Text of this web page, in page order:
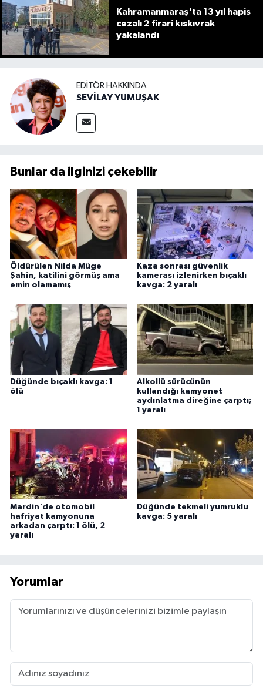
Kahramanmaraş'ta 13 yıl hapis
cezalı 2 firari kıskıvrak
yakalandı
EDITÖR HAKKINDA
SEVİLAY YUMUŞAK
Bunlar da ilginizi çekebilir
Öldürülen Nilda Müge
Şahin, katilini görmüş ama
emin olamamış
Kaza sonrası güvenlik
kamerası izlenirken bıçaklı
kavga: 2 yaralı
Düğünde bıçaklı kavga: 1
ölü
Alkollü sürücünün
kullandığı kamyonet
aydınlatma direğine çarptı;
1 yaralı
Mardin'de otomobil
hafriyat kamyonuna
arkadan çarptı: 1 ölü, 2
yaralı
Düğünde tekmeli yumruklu
kavga: 5 yaralı
Yorumlar